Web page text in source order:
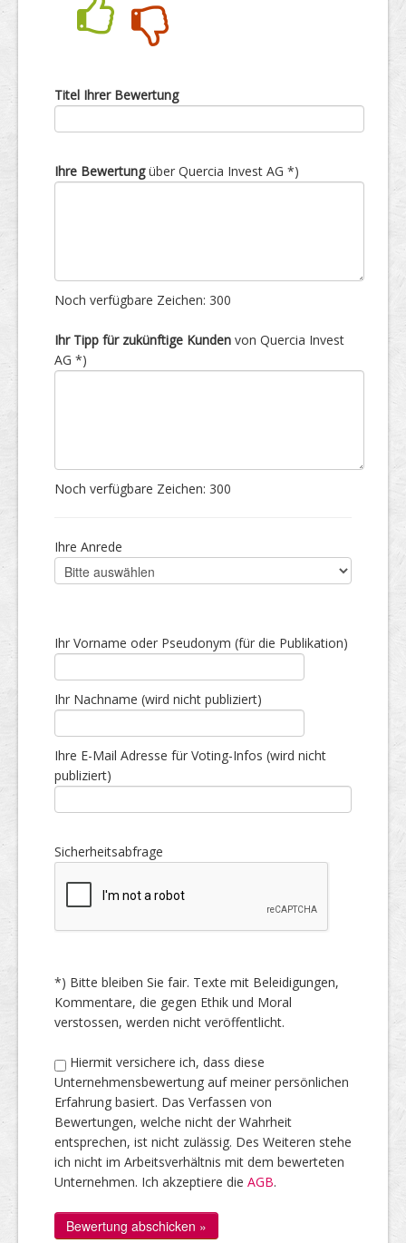
Titel Ihrer Bewertung
Ihre Bewertungüber Quercia Invest AG *)
Noch verfügbare Zeichen: 300
Ihr Tipp für zukünftige Kunden von Quercia Invest
AG *)
Noch verfügbare Zeichen: 300
Ihre Anrede
Ihr Vorname oder Pseudonym (für die Publikation)
Ihr Nachname (wird nicht publiziert)
Ihre E-Mail Adresse für Voting-Infos (wird nicht
publiziert)
Sicherheitsabfrage
*) Bitte bleiben Sie fair. Texte mit Beleidigungen,
Kommentare, die gegen Ethik und Moral
verstossen, werden nicht veröffentlicht.
Hiermit versichere ich, dass diese
Unternehmensbewertung auf meiner persönlichen
Erfahrung basiert. Das Verfassen von
Bewertungen, welche nicht der Wahrheit
entsprechen, ist nicht zulässig. Des Weiteren stehe
ich nicht im Arbeitsverhältnis mit dem bewerteten
Unternehmen. Ich akzeptiere die AGB.